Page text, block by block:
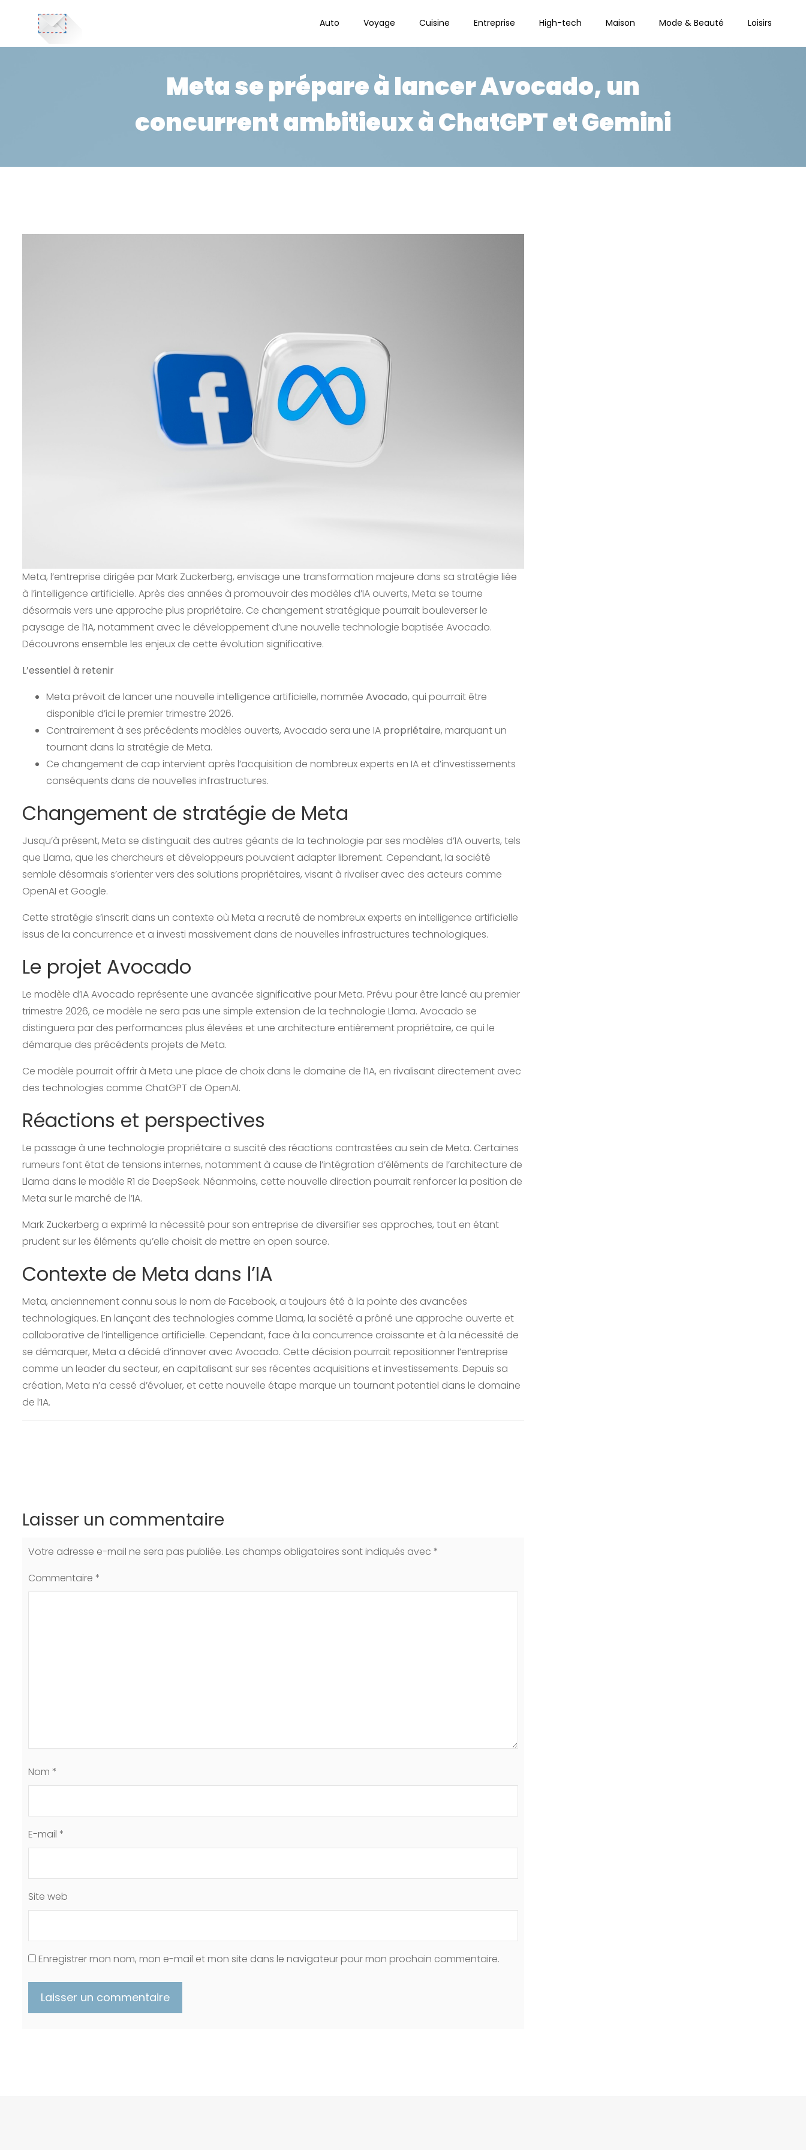
Auto Voyage Cuisine Entreprise High-tech Maison Mode & Beauté Loisirs
Meta se prépare à lancer Avocado, un
concurrent ambitieux à ChatGPT et Gemini
Meta, l’entreprise dirigée par Mark Zuckerberg, envisage une transformation majeure dans sa stratégie liée
à l’intelligence artificielle. Après des années à promouvoir des modèles d’IA ouverts, Meta se tourne
désormais vers une approche plus propriétaire. Ce changement stratégique pourrait bouleverser le
paysage de l’IA, notamment avec le développement d’une nouvelle technologie baptisée Avocado.
Découvrons ensemble les enjeux de cette évolution significative.
L’essentiel à retenir
Meta prévoit de lancer une nouvelle intelligence artificielle, nommée Avocado, qui pourrait être
disponible d’ici le premier trimestre 2026.
Contrairement à ses précédents modèles ouverts, Avocado sera une IA propriétaire, marquant un
tournant dans la stratégie de Meta.
Ce changement de cap intervient après l’acquisition de nombreux experts en IA et d’investissements
conséquents dans de nouvelles infrastructures.
Changement de stratégie de Meta
Jusqu’à présent, Meta se distinguait des autres géants de la technologie par ses modèles d’IA ouverts, tels
que Llama, que les chercheurs et développeurs pouvaient adapter librement. Cependant, la société
semble désormais s’orienter vers des solutions propriétaires, visant à rivaliser avec des acteurs comme
OpenAI et Google.
Cette stratégie s’inscrit dans un contexte où Meta a recruté de nombreux experts en intelligence artificielle
issus de la concurrence et a investi massivement dans de nouvelles infrastructures technologiques.
Le projet Avocado
Le modèle d’IA Avocado représente une avancée significative pour Meta. Prévu pour être lancé au premier
trimestre 2026, ce modèle ne sera pas une simple extension de la technologie Llama. Avocado se
distinguera par des performances plus élevées et une architecture entièrement propriétaire, ce qui le
démarque des précédents projets de Meta.
Ce modèle pourrait offrir à Meta une place de choix dans le domaine de l’IA, en rivalisant directement avec
des technologies comme ChatGPT de OpenAI.
Réactions et perspectives
Le passage à une technologie propriétaire a suscité des réactions contrastées au sein de Meta. Certaines
rumeurs font état de tensions internes, notamment à cause de l’intégration d’éléments de l’architecture de
Llama dans le modèle R1 de DeepSeek. Néanmoins, cette nouvelle direction pourrait renforcer la position de
Meta sur le marché de l’IA.
Mark Zuckerberg a exprimé la nécessité pour son entreprise de diversifier ses approches, tout en étant
prudent sur les éléments qu’elle choisit de mettre en open source.
Contexte de Meta dans l’IA
Meta, anciennement connu sous le nom de Facebook, a toujours été à la pointe des avancées
technologiques. En lançant des technologies comme Llama, la société a prôné une approche ouverte et
collaborative de l’intelligence artificielle. Cependant, face à la concurrence croissante et à la nécessité de
se démarquer, Meta a décidé d’innover avec Avocado. Cette décision pourrait repositionner l’entreprise
comme un leader du secteur, en capitalisant sur ses récentes acquisitions et investissements. Depuis sa
création, Meta n’a cessé d’évoluer, et cette nouvelle étape marque un tournant potentiel dans le domaine
de l’IA.
Laisser un commentaire
Votre adresse e-mail ne sera pas publiée. Les champs obligatoires sont indiqués avec *
Commentaire *
Nom *
E-mail *
Site web
Enregistrer mon nom, mon e-mail et mon site dans le navigateur pour mon prochain commentaire.